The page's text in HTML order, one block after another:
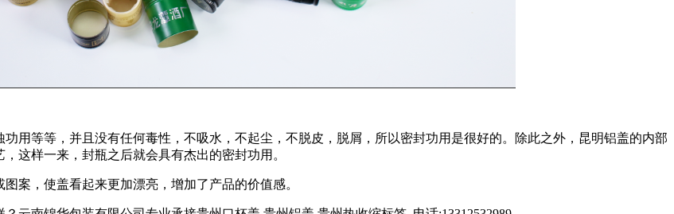
用等等，并且没有任何毒性，不吸水，不起尘，不脱皮，脱屑，所以密封功用是很好的。除此之外，昆明铝盖的内部
这样一来，封瓶之后就会具有杰出的密封功用。
案，使盖看起来更加漂亮，增加了产品的价值感。